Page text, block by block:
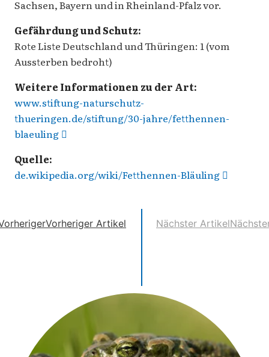
Sachsen, Bayern und in Rheinland-Pfalz vor.
Gefährdung und Schutz:
Rote Liste Deutschland und Thüringen: 1 (vom
Aussterben bedroht)
Weitere Informationen zu der Art:
www.stiftung-naturschutz-
thueringen.de/stiftung/30-jahre/fetthennen-
blaeuling
Quelle:
de.wikipedia.org/wiki/Fetthennen-Bläuling
Vorheriger Artikel Nächster Artikel